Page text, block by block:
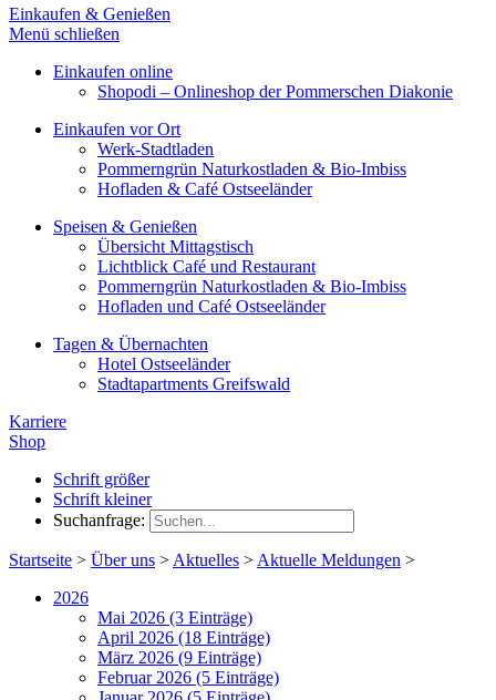
Einkaufen & Genießen
Menü schließen
Einkaufen online
Shopodi – Onlineshop der Pommerschen Diakonie
Einkaufen vor Ort
Werk-Stadtladen
Pommerngrün Naturkostladen & Bio-Imbiss
Hofladen & Café Ostseeländer
Speisen & Genießen
Übersicht Mittagstisch
Lichtblick Café und Restaurant
Pommerngrün Naturkostladen & Bio-Imbiss
Hofladen und Café Ostseeländer
Tagen & Übernachten
Hotel Ostseeländer
Stadtapartments Greifswald
Karriere
Shop
Schrift größer
Schrift kleiner
Suchanfrage:
Startseite > Über uns > Aktuelles > Aktuelle Meldungen >
2026
Mai 2026 (3 Einträge)
April 2026 (18 Einträge)
März 2026 (9 Einträge)
Februar 2026 (5 Einträge)